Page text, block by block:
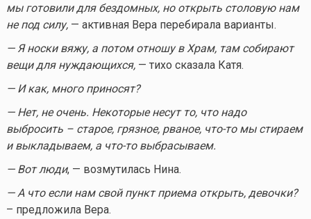
мы готовили для бездомных, но открыть столовую нам
не под силу,— активная Вера перебирала варианты.
— Я носки вяжу, а потом отношу в Храм, там собирают
вещи для нуждающихся,— тихо сказала Катя.
— И как, много приносят?
— Нет, не очень. Некоторые несут то, что надо
выбросить – старое, грязное, рваное, что-томы стираем
и выкладываем, а что-товыбрасываем.
— Вот люди, — возмутилась Нина.
— А что если нам свой пункт приема открыть, девочки?
– предложила Вера.